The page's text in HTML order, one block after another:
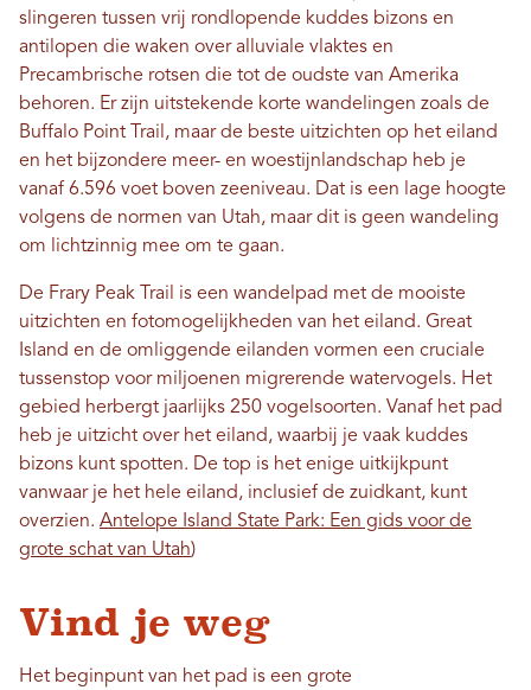
slingeren tussen vrij rondlopende kuddes bizons en
antilopen die waken over alluviale vlaktes en
Precambrische rotsen die tot de oudste van Amerika
behoren. Er zijn uitstekende korte wandelingen zoals de
Buffalo Point Trail, maar de beste uitzichten op het eiland
en het bijzondere meer- en woestijnlandschap heb je
vanaf 6.596 voet boven zeeniveau. Dat is een lage hoogte
volgens de normen van Utah, maar dit is geen wandeling
om lichtzinnig mee om te gaan.
De Frary Peak Trail is een wandelpad met de mooiste
uitzichten en fotomogelijkheden van het eiland. Great
Island en de omliggende eilanden vormen een cruciale
tussenstop voor miljoenen migrerende watervogels. Het
gebied herbergt jaarlijks 250 vogelsoorten. Vanaf het pad
heb je uitzicht over het eiland, waarbij je vaak kuddes
bizons kunt spotten. De top is het enige uitkijkpunt
vanwaar je het hele eiland, inclusief de zuidkant, kunt
overzien. Antelope Island State Park: Een gids voor de
grote schat van Utah)
Vind je weg
Het beginpunt van het pad is een grote